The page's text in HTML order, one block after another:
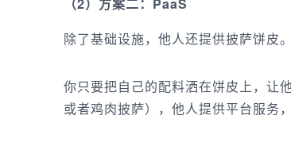
除了基础设施，他人还提供披萨饼皮。
你只要把自己的配料洒在饼皮上，让
或者鸡肉披萨），他人提供平台服务